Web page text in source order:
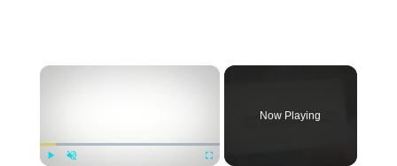
×
Now Playing